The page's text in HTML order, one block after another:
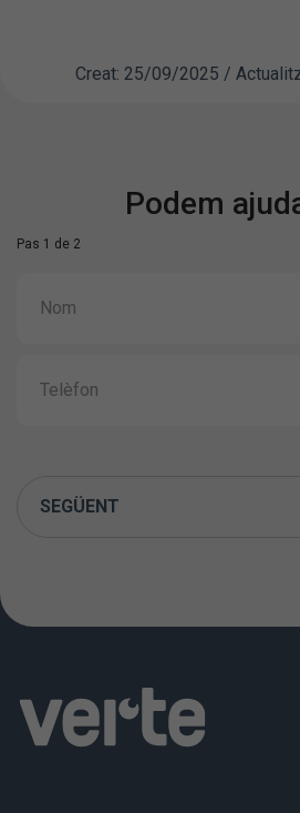
Creat: 25/09/2025 /
Podem
Pas 1 de 2
SEGÜENT